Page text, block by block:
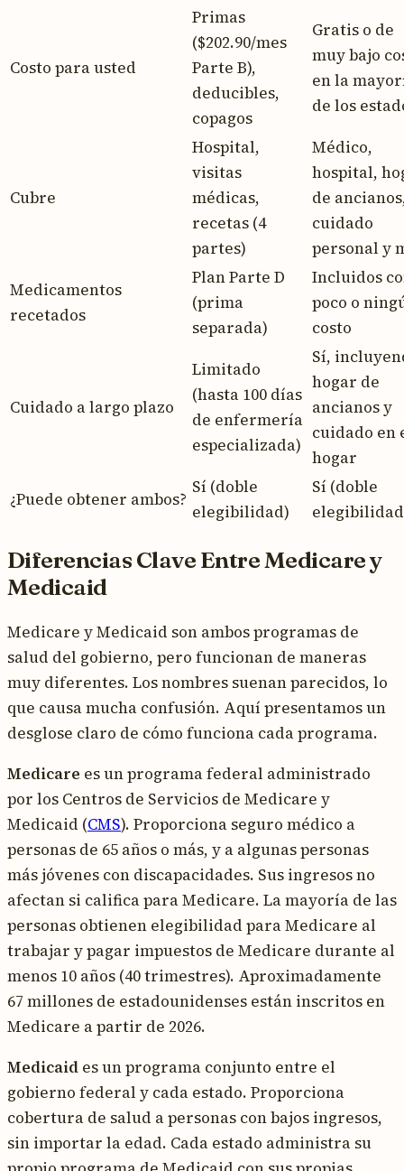
Costo para usted
Primas
($202.90/mes
Parte B),
deducibles,
copagos
Gratis o de
muy bajo
en la
de los
Cubre
Hospital,
visitas
médicas,
recetas (4
partes)
Médico,
hospital,
de
cuidado
personal y
Medicamentos
recetados
Plan Parte D
(prima
separada)
Incluidos
poco o
costo
Cuidado a largo plazo
Limitado
(hasta 100 días
de enfermería
especializada)
Sí,
hogar de
ancianos y
cuidado en
hogar
¿Puede obtener ambos?
Sí (doble
elegibilidad)
Sí (doble
Diferencias Clave Entre Medicare y
Medicaid
Medicare y Medicaid son ambos programas de
salud del gobierno, pero funcionan de maneras
muy diferentes. Los nombres suenan parecidos, lo
que causa mucha confusión. Aquí presentamos un
desglose claro de cómo funciona cada programa.
Medicare es un programa federal administrado
por los Centros de Servicios de Medicare y
Medicaid (CMS). Proporciona seguro médico a
personas de 65 años o más, y a algunas personas
más jóvenes con discapacidades. Sus ingresos no
afectan si califica para Medicare. La mayoría de las
personas obtienen elegibilidad para Medicare al
trabajar y pagar impuestos de Medicare durante al
menos 10 años (40 trimestres). Aproximadamente
67 millones de estadounidenses están inscritos en
Medicare a partir de 2026.
Medicaid es un programa conjunto entre el
gobierno federal y cada estado. Proporciona
cobertura de salud a personas con bajos ingresos,
sin importar la edad. Cada estado administra su